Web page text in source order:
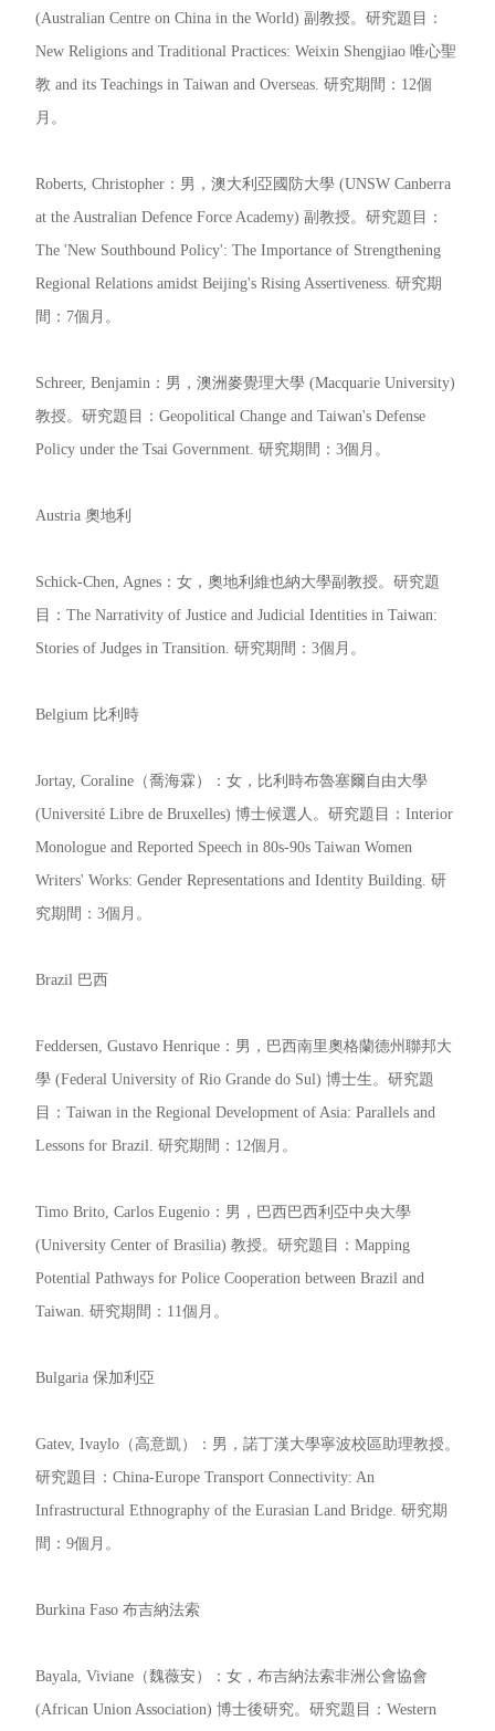
(Australian Centre on China in the World) 副教授。研究題目：
New Religions and Traditional Practices: Weixin Shengjiao 唯心聖
教 and its Teachings in Taiwan and Overseas. 研究期間：12個
月。
Roberts, Christopher：男，澳大利亞國防大學 (UNSW Canberra
at the Australian Defence Force Academy) 副教授。研究題目：
The 'New Southbound Policy': The Importance of Strengthening
Regional Relations amidst Beijing's Rising Assertiveness. 研究期
間：7個月。
Schreer, Benjamin：男，澳洲麥覺理大學 (Macquarie University)
教授。研究題目：Geopolitical Change and Taiwan's Defense
Policy under the Tsai Government. 研究期間：3個月。
Austria 奧地利
Schick-Chen, Agnes：女，奧地利維也納大學副教授。研究題
目：The Narrativity of Justice and Judicial Identities in Taiwan:
Stories of Judges in Transition. 研究期間：3個月。
Belgium 比利時
Jortay, Coraline（喬海霖）：女，比利時布魯塞爾自由大學
(Université Libre de Bruxelles) 博士候選人。研究題目：Interior
Monologue and Reported Speech in 80s-90s Taiwan Women
Writers' Works: Gender Representations and Identity Building. 研
究期間：3個月。
Brazil 巴西
Feddersen, Gustavo Henrique：男，巴西南里奧格蘭德州聯邦大
學 (Federal University of Rio Grande do Sul) 博士生。研究題
目：Taiwan in the Regional Development of Asia: Parallels and
Lessons for Brazil. 研究期間：12個月。
Timo Brito, Carlos Eugenio：男，巴西巴西利亞中央大學
(University Center of Brasilia) 教授。研究題目：Mapping
Potential Pathways for Police Cooperation between Brazil and
Taiwan. 研究期間：11個月。
Bulgaria 保加利亞
Gatev, Ivaylo（高意凱）：男，諾丁漢大學寧波校區助理教授。
研究題目：China-Europe Transport Connectivity: An
Infrastructural Ethnography of the Eurasian Land Bridge. 研究期
間：9個月。
Burkina Faso 布吉納法索
Bayala, Viviane（魏薇安）：女，布吉納法索非洲公會協會
(African Union Association) 博士後研究。研究題目：Western